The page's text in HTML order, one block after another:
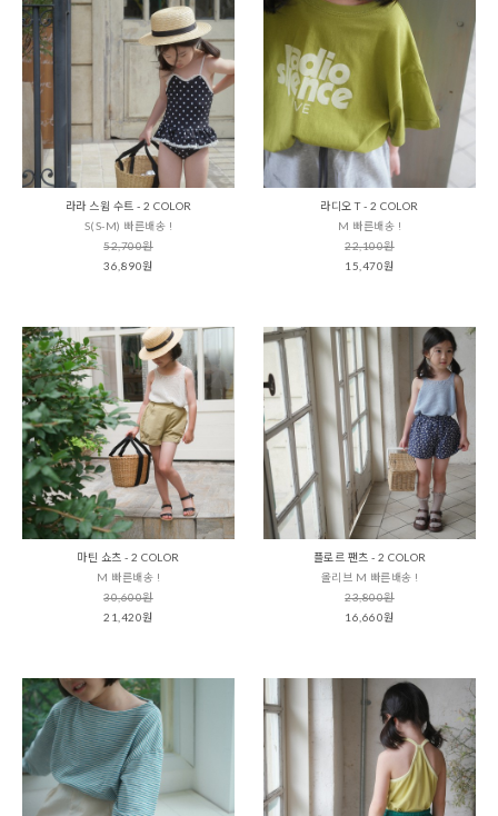
라라 스윔 수트 - 2 COLOR
S(S-M) 빠른배송 !
52,700원
36,890원
라디오 T - 2 COLOR
M 빠른배송 !
22,100원
15,470원
마틴 쇼츠 - 2 COLOR
M 빠른배송 !
30,600원
21,420원
플로르 팬츠 - 2 COLOR
올리브 M 빠른배송 !
23,800원
16,660원